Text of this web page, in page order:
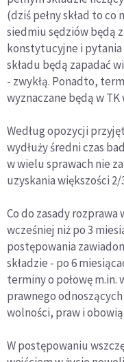
(dziś pełny skład to co
siedmiu sędziów będą
konstytucyjne i pytania
składu będą zapadać
- zwykłą. Ponadto,
wyznaczane będą w
Według opozycji
wydłuży średni czas
w wielu sprawach nie
uzyskania większości 2/
Co do zasady rozprawa
wcześniej niż po 3
postępowania
składzie - po 6
terminy o połowę
prawnego
wolności, praw i
W postępowaniu